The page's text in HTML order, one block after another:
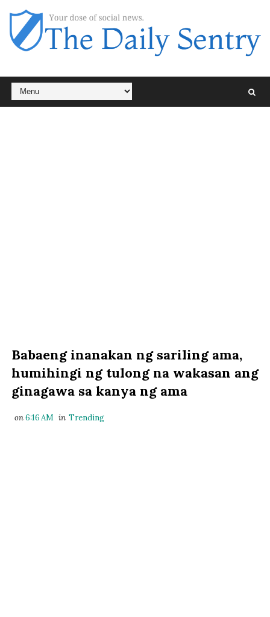
Babaeng inanakan ng sariling ama,
humihingi ng tulong na wakasan ang
ginagawa sa kanya ng ama
on6:16 AM in Trending